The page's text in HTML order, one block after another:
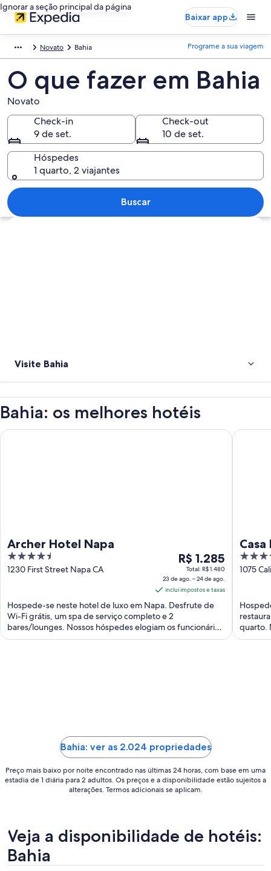
Ignorar a seção principal da página
Baixar app
Novato Bahia Programe a sua viagem
O que fazer em Bahia
Novato
Check-in
9 de set.
Check-out
10 de set.
Hóspedes
1 quarto, 2 viajantes
Buscar
Explorar mapa
Visite Bahia
Bahia: os melhores hotéis
Archer Hotel Napa
4.5
out
1230 First Street Napa CA
O
preço
é
de
R$ 1.285
diária
a
24
de
ago..
R$ 1.285
Total: R$ 1.480
23 de ago. – 24 de ago.
inclui impostos e taxas
Hospede-se neste hotel de luxo em Napa. Desfrute de
Wi-Fi grátis, um spa de serviço completo e 2
bares/lounges. Nossos hóspedes elogiam os funcionários
prestativos ...
Archer Hotel Napa
5
out
1075
quarto.
Casa
Bahia: ver as 2.024 propriedades
Preço mais baixo por noite encontrado nas últimas 24 horas, com base em uma
estadia de 1 diária para 2 adultos. Os preços e a disponibilidade estão sujeitos a
alterações. Termos adicionais se aplicam.
Veja a disponibilidade de hotéis:
Bahia